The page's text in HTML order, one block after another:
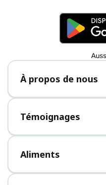
À propos de nous
À propos de nous
Postes
Presse
Témoignages
Tous les témoignages
Aliments
Tous les aliments